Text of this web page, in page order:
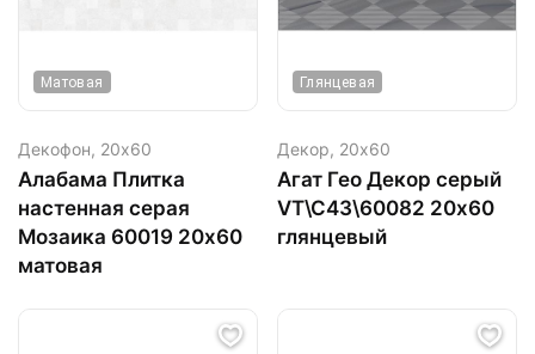
Матовая
Декофон, 20х60
Алабама Плитка
настенная серая
Мозаика 60019 20х60
матовая
Глянцевая
Декор, 20х60
Агат Гео Декор серый
VT\C43\60082 20х60
глянцевый